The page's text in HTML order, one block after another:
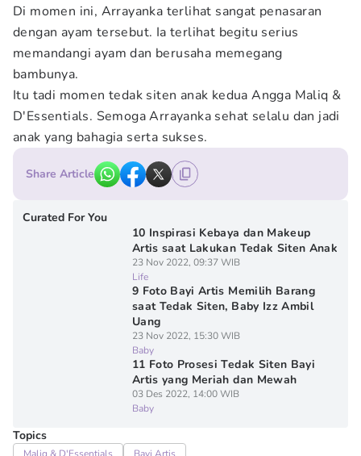
Di momen ini, Arrayanka terlihat sangat penasaran
dengan ayam tersebut. Ia terlihat begitu serius
memandangi ayam dan berusaha memegang
bambunya.
Itu tadi momen tedak siten anak kedua Angga Maliq &
D'Essentials. Semoga Arrayanka sehat selalu dan jadi
anak yang bahagia serta sukses.
Share Article
Curated For You
10 Inspirasi Kebaya dan Makeup
Artis saat Lakukan Tedak Siten Anak
23 Nov 2022, 09:37 WIB
Life
9 Foto Bayi Artis Memilih Barang
saat Tedak Siten, Baby Izz Ambil
Uang
23 Nov 2022, 15:30 WIB
Baby
11 Foto Prosesi Tedak Siten Bayi
Artis yang Meriah dan Mewah
03 Des 2022, 14:00 WIB
Baby
Topics